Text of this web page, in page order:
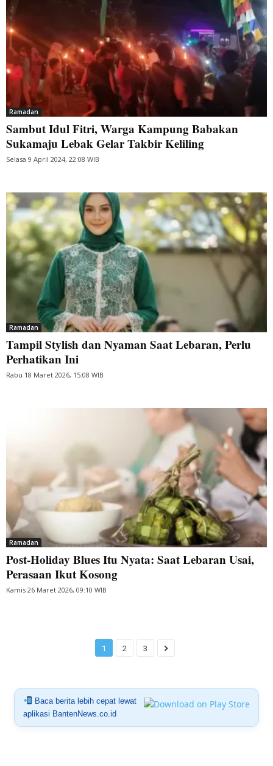
Ramadan
Sambut Idul Fitri, Warga Kampung Babakan
Sukamaju Lebak Gelar Takbir Keliling
Selasa 9 April 2024, 22:08 WIB
Ramadan
Tampil Stylish dan Nyaman Saat Lebaran, Perlu
Perhatikan Ini
Rabu 18 Maret 2026, 15:08 WIB
Ramadan
Post-Holiday Blues Itu Nyata: Saat Lebaran Usai,
Perasaan Ikut Kosong
Kamis 26 Maret 2026, 09:10 WIB
1 2 3
Baca berita lebih cepat lewat
aplikasi BantenNews.co.id